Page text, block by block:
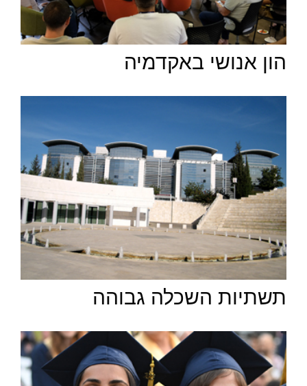
הון אנושי באקדמיה
תשתיות השכלה גבוהה